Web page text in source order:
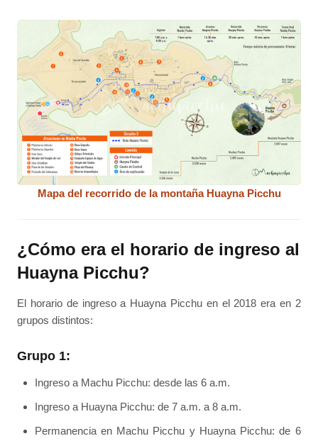
Mapa del recorrido de la montaña Huayna Picchu
¿Cómo era el horario de ingreso al
Huayna Picchu?
El horario de ingreso a Huayna Picchu en el 2018 era en 2
grupos distintos:
Grupo 1:
Ingreso a Machu Picchu: desde las 6 a.m.
Ingreso a Huayna Picchu: de 7 a.m. a 8 a.m.
Permanencia en Machu Picchu y Huayna Picchu: de 6